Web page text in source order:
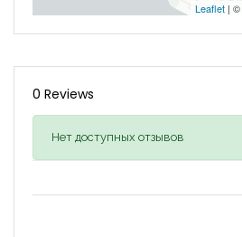
Leaflet | ©
0 Reviews
Нет доступных отзывов